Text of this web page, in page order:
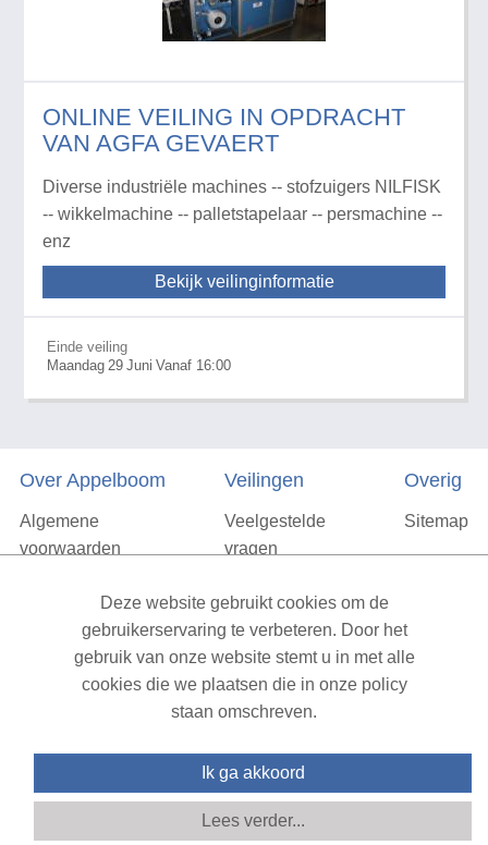
ONLINE VEILING IN OPDRACHT
VAN AGFA GEVAERT
Diverse industriële machines -- stofzuigers NILFISK
-- wikkelmachine -- palletstapelaar -- persmachine --
enz
Bekijk veilinginformatie
Einde veiling
Maandag 29 Juni Vanaf 16:00
Over Appelboom
Algemene
voorwaarden
Vacatures
Contact
Veilingen
Veelgestelde
vragen
Overig
Sitemap
| All rights reserved v1.7.6 (NAD-WEB-2)
Deze website gebruikt cookies om de
gebruikerservaring te verbeteren. Door het
gebruik van onze website stemt u in met alle
cookies die we plaatsen die in onze policy
staan omschreven.
Ik ga akkoord
Lees verder...